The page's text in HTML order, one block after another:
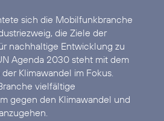
sich die Mobilfunkbranche
die Ziele der
nachhaltige Entwicklung zu
Agenda 2030 steht mit dem
Klimawandel im Fokus.
vielfältige
gegen den Klimawandel und